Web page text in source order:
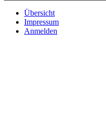
Übersicht
Impressum
Anmelden